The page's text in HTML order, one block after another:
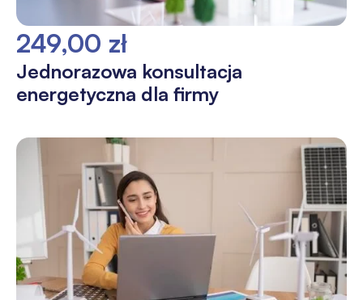
249,00 zł
Jednorazowa konsultacja
energetyczna dla firmy